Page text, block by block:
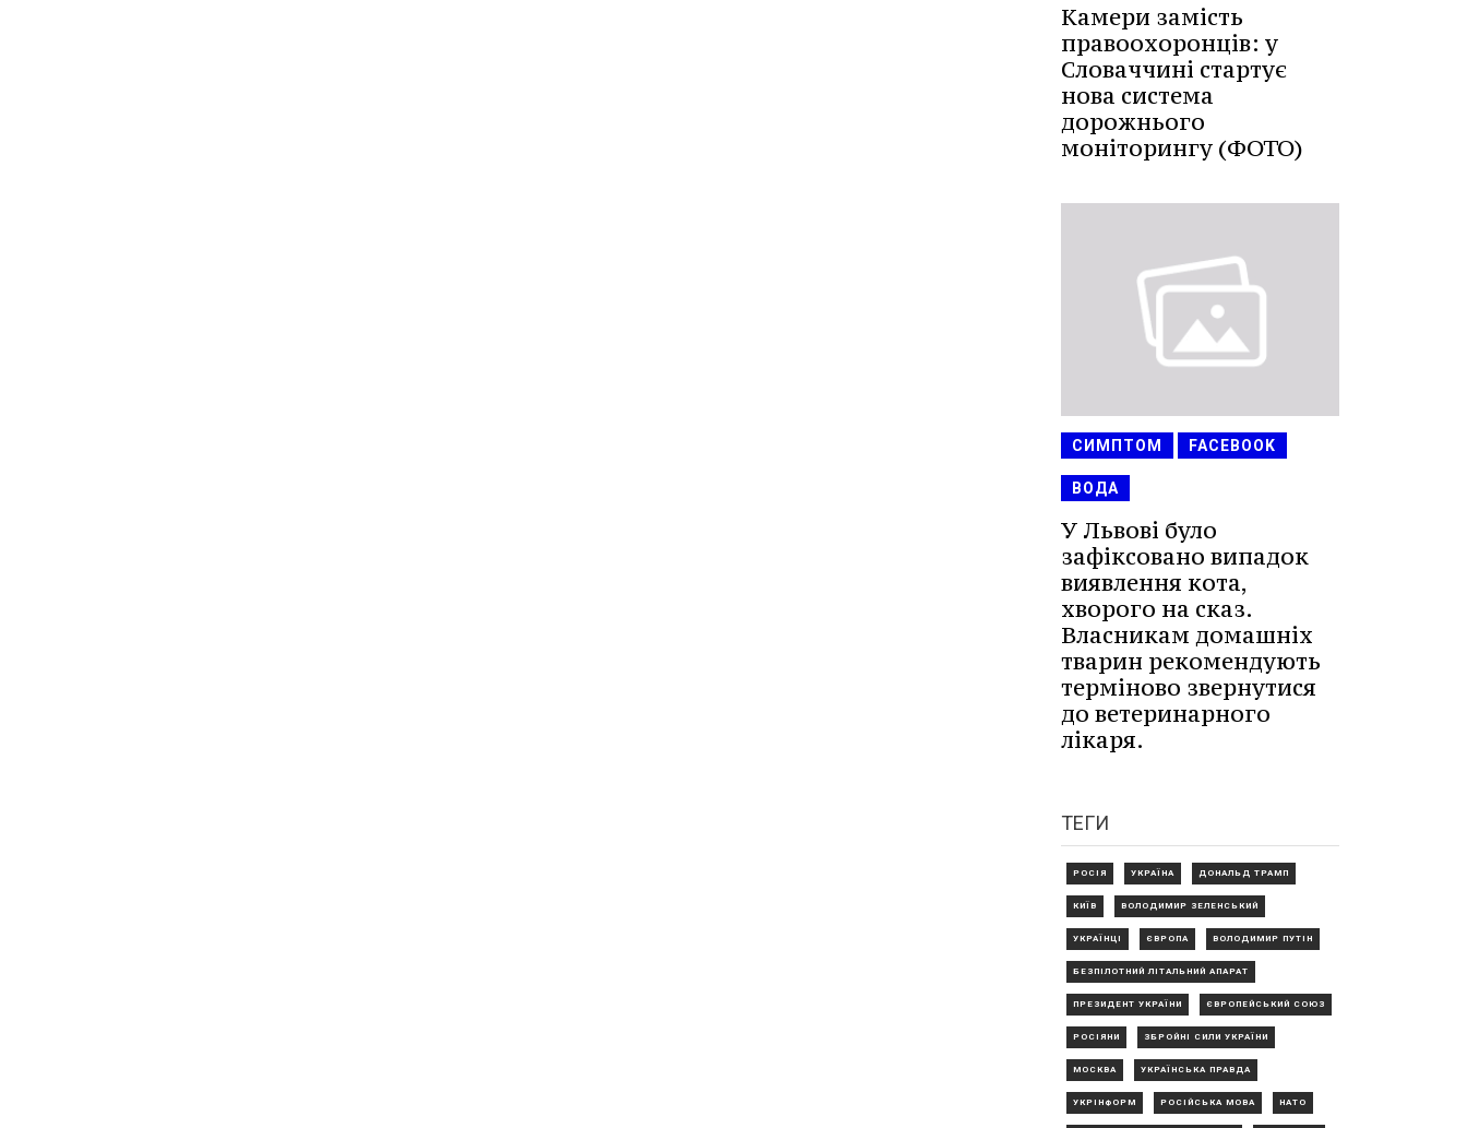
Камери замість
правоохоронців: у
Словаччині стартує
нова система
дорожнього
моніторингу (ФОТО)
СИМПТОМ FACEBOOK
ВОДА
У Львові було
зафіксовано випадок
виявлення кота,
хворого на сказ.
Власникам домашніх
тварин рекомендують
терміново звернутися
до ветеринарного
лікаря.
ТЕГИ
РОСІЯ УКРАЇНА ДОНАЛЬД ТРАМП
КИЇВ ВОЛОДИМИР ЗЕЛЕНСЬКИЙ
УКРАЇНЦІ ЄВРОПА ВОЛОДИМИР ПУТІН
БЕЗПІЛОТНИЙ ЛІТАЛЬНИЙ АПАРАТ
ПРЕЗИДЕНТ УКРАЇНИ ЄВРОПЕЙСЬКИЙ СОЮЗ
РОСІЯНИ ЗБРОЙНІ СИЛИ УКРАЇНИ
МОСКВА УКРАЇНСЬКА ПРАВДА
УКРІНФОРМ РОСІЙСЬКА МОВА НАТО